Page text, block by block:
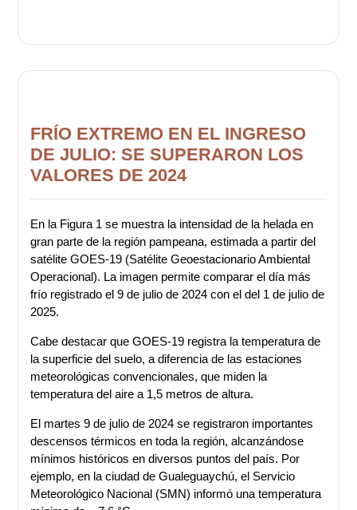
FRÍO EXTREMO EN EL INGRESO
DE JULIO: SE SUPERARON LOS
VALORES DE 2024
En la Figura 1 se muestra la intensidad de la helada en
gran parte de la región pampeana, estimada a partir del
satélite GOES-19 (Satélite Geoestacionario Ambiental
Operacional). La imagen permite comparar el día más
frío registrado el 9 de julio de 2024 con el del 1 de julio de
2025.
Cabe destacar que GOES-19 registra la temperatura de
la superficie del suelo, a diferencia de las estaciones
meteorológicas convencionales, que miden la
temperatura del aire a 1,5 metros de altura.
El martes 9 de julio de 2024 se registraron importantes
descensos térmicos en toda la región, alcanzándose
mínimos históricos en diversos puntos del país. Por
ejemplo, en la ciudad de Gualeguaychú, el Servicio
Meteorológico Nacional (SMN) informó una temperatura